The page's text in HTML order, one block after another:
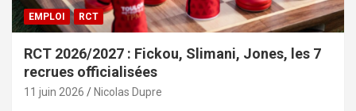
EMPLOI RCT
RCT 2026/2027 : Fickou, Slimani, Jones, les 7
recrues officialisées
11 juin 2026 Nicolas Dupre